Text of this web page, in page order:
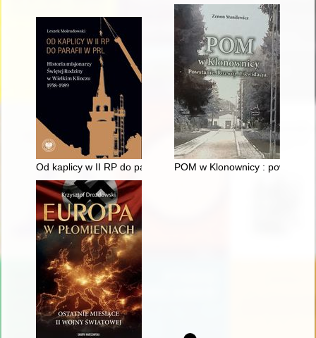
Od kaplicy w II RP do parafii w PRL : historia misjonarzy
POM w Klonownicy :